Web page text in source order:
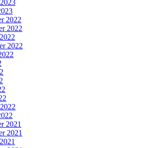
2022
2022
2022
2021
2021